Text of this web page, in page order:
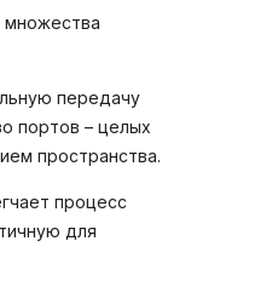
множества
передачу
портов – целых
пространства.
процесс
для